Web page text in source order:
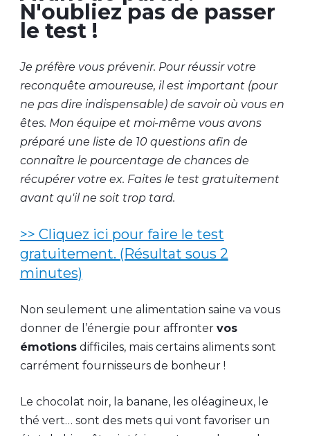
N'oubliez pas de passer
le test !
Je préfère vous prévenir. Pour réussir votre
reconquête amoureuse, il est important (pour
ne pas dire indispensable) de savoir où vous en
êtes. Mon équipe et moi-même vous avons
préparé une liste de 10 questions afin de
connaître le pourcentage de chances de
récupérer votre ex. Faites le test gratuitement
avant qu'il ne soit trop tard.
>> Cliquez ici pour faire le test
gratuitement. (Résultat sous 2
minutes)
Non seulement une alimentation saine va vous
donner de l’énergie pour affronter vos
émotionsdifficiles, mais certains aliments sont
carrément fournisseurs de bonheur !
Le chocolat noir, la banane, les oléagineux, le
thé vert… sont des mets qui vont favoriser un